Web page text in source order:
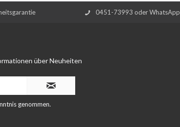
0451-73993 oder
über Neuheiten
genommen.